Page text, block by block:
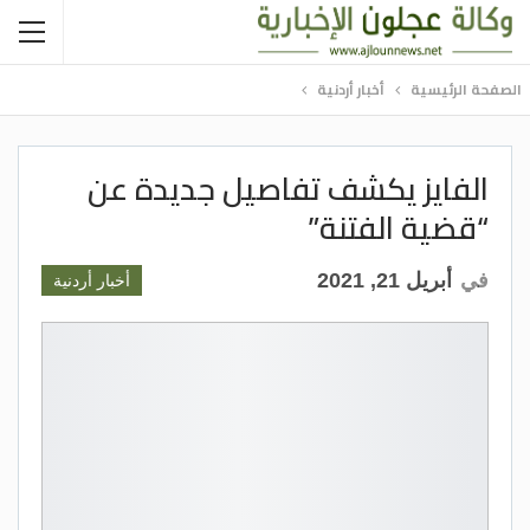
الصفحة الرئيسية أخبار أردنية
الفايز يكشف تفاصيل جديدة عن
“قضية الفتنة”
أخبار أردنية في أبريل 21, 2021